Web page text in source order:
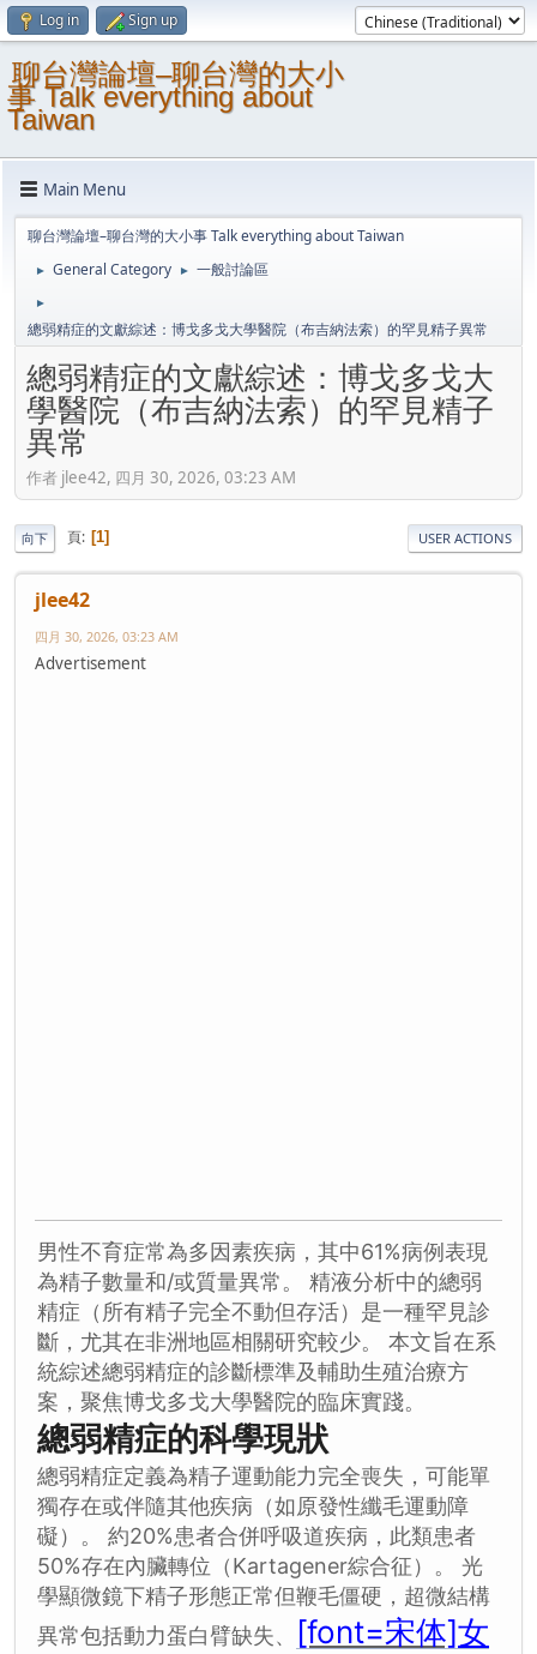
Log in Sign up
聊台灣論壇–聊台灣的大小
事 Talk everything about
Taiwan
Main Menu
聊台灣論壇–聊台灣的大小事 Talk everything about Taiwan
► General Category ► 一般討論區
►
總弱精症的文獻綜述：博戈多戈大學醫院（布吉納法索）的罕見精子異常
總弱精症的文獻綜述：博戈多戈大
學醫院（布吉納法索）的罕見精子
異常
作者 jlee42, 四月 30, 2026, 03:23 AM
向下 頁 1 USER ACTIONS
jlee42
四月 30, 2026, 03:23 AM
Advertisement
男性不育症常為多因素疾病，其中61%病例表現
為精子數量和/或質量異常。 精液分析中的總弱
精症（所有精子完全不動但存活）是一種罕見診
斷，尤其在非洲地區相關研究較少。 本文旨在系
統綜述總弱精症的診斷標準及輔助生殖治療方
案，聚焦博戈多戈大學醫院的臨床實踐。
總弱精症的科學現狀
總弱精症定義為精子運動能力完全喪失，可能單
獨存在或伴隨其他疾病（如原發性纖毛運動障
礙）。 約20%患者合併呼吸道疾病，此類患者
50%存在內臟轉位（Kartagener綜合征）。 光
學顯微鏡下精子形態正常但鞭毛僵硬，超微結構
異常包括動力蛋白臂缺失、
[font=宋体]女